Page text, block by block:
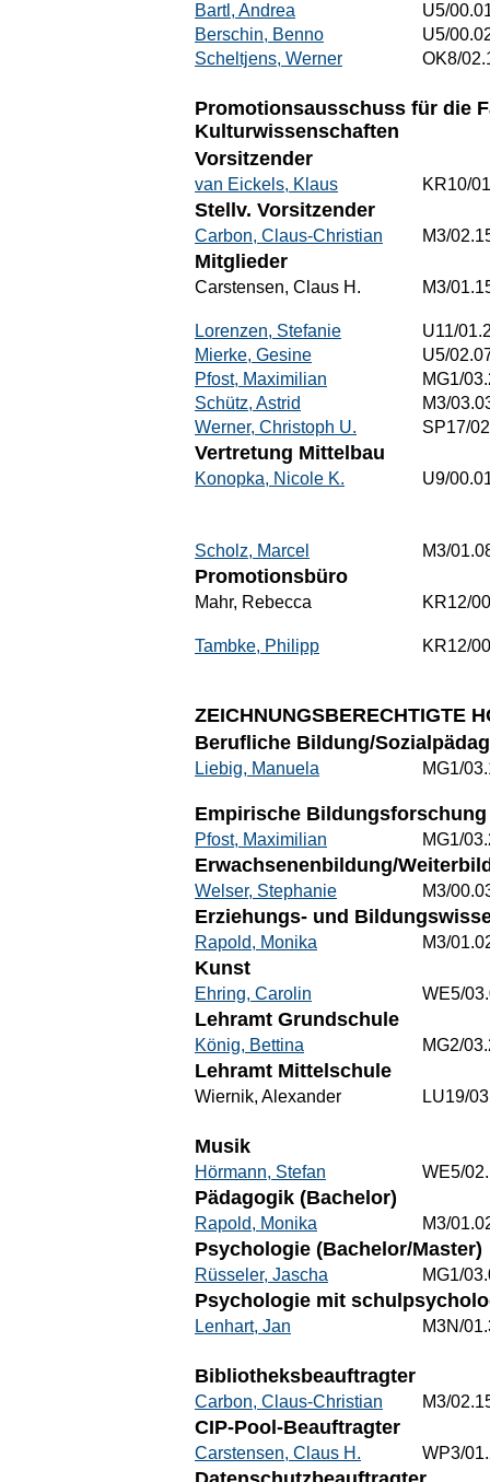
Bartl, Andrea
U5/
Berschin, Benno
U5/
Scheltjens, Werner
OK8/
Promotionsausschuss für die
Kulturwissenschaften
Vorsitzender
van Eickels, Klaus KR10/
Stellv. Vorsitzender
Carbon, Claus-Christian M3/
Mitglieder
Carstensen, Claus H. M3/
Lorenzen, Stefanie
U11/
Mierke, Gesine
U5/
Pfost, Maximilian
MG1/
Schütz, Astrid
M3/
Werner, Christoph U.
SP17/
Vertretung Mittelbau
Konopka, Nicole K. U9/
Scholz, Marcel M3/
Promotionsbüro
Mahr, Rebecca KR12/
Tambke, Philipp KR12/
ZEICHNUNGSBERECHTIGTE
Berufliche Bildung/
Liebig, Manuela MG1/
Empirische Bildungsforschung
Pfost, Maximilian MG1/
Erwachsenenbildung/
Welser, Stephanie M3/
Erziehungs- und
Rapold, Monika M3/
Kunst
Ehring, Carolin WE5/
Lehramt Grundschule
König, Bettina MG2/
Lehramt Mittelschule
Wiernik, Alexander LU19/
Musik
Hörmann, Stefan WE5/
Pädagogik (Bachelor)
Rapold, Monika M3/
Psychologie (Bachelor/Master)
Rüsseler, Jascha MG1/
Psychologie mit
Lenhart, Jan M3N/
Bibliotheksbeauftragter
Carbon, Claus-Christian M3/
CIP-Pool-Beauftragter
Carstensen, Claus H. WP3/